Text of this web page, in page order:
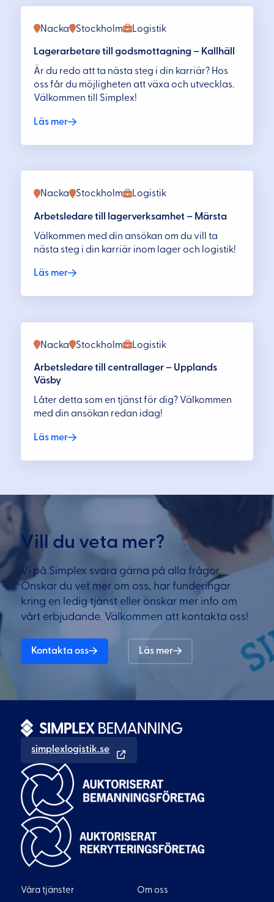
Logistik
Nacka Stockholm
Lagerarbetare till godsmottagning – Kallhäll
Är du redo att ta nästa steg i din karriär? Hos
oss får du möjligheten att växa och utvecklas.
Välkommen till Simplex!
Läs mer
Logistik
Nacka Stockholm
Arbetsledare till lagerverksamhet – Märsta
Välkommen med din ansökan om du vill ta
nästa steg i din karriär inom lager och logistik!
Läs mer
Logistik
Nacka Stockholm
Arbetsledare till centrallager – Upplands
Väsby
Låter detta som en tjänst för dig? Välkommen
med din ansökan redan idag!
Läs mer
Vill du veta mer?
Vi på Simplex svara gärna på alla frågor.
Önskar du vet mer om oss, har funderingar
kring en ledig tjänst eller önskar mer info om
vårt erbjudande. Välkommen att kontakta oss!
Kontakta oss Läs mer
simplexlogistik.se
Våra tjänster Om oss